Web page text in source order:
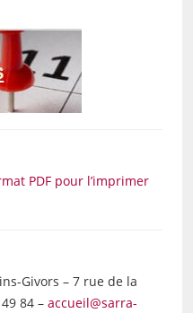
PDF pour l’imprimer
Givors – 7 rue de la
84 – accueil@sarra-